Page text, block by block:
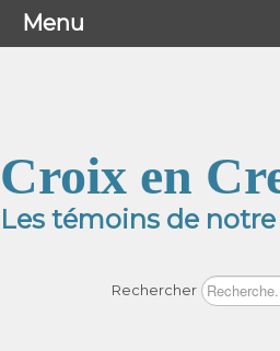
Croix en
Les témoins de
Rechercher
Menu
Menu